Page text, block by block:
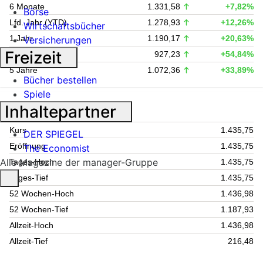
6 Monate
1.331,58
+7,82%
Lfd. Jahr (YTD)
1.278,93
+12,26%
1 Jahr
1.190,17
+20,63%
3 Jahre
927,23
+54,84%
5 Jahre
1.072,36 +33,89%
Kursdaten
Kurs
1.435,75
Eröffnung
1.435,75
Tages-Hoch
1.435,75
Tages-Tief
1.435,75
52 Wochen-Hoch
1.436,98
52 Wochen-Tief
1.187,93
Allzeit-Hoch
1.436,98
Allzeit-Tief
216,48
Börse
Wirtschaftsbücher
Versicherungen
Freizeit
Bücher bestellen
Spiele
Inhaltepartner
DER SPIEGEL
The Economist
Alle Magazine der manager-Gruppe